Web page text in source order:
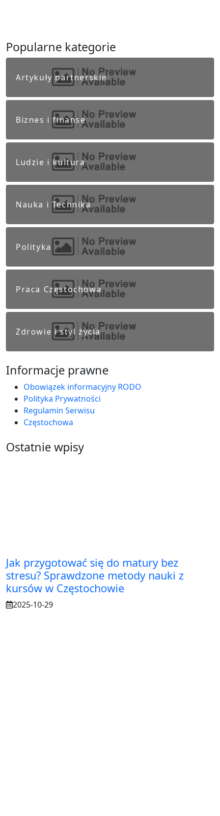
Popularne kategorie
Artykuły partnerskie
Biznes i finanse
Ludzie i kultura
Nauka i Technika
Polityka
Praca Częstochowa
Zdrowie i styl życia
Informacje prawne
Obowiązek informacyjny RODO
Polityka Prywatności
Regulamin Serwisu
Częstochowa
Ostatnie wpisy
Jak przygotować się do matury bez
stresu? Sprawdzone metody nauki z
kursów w Częstochowie
2025-10-29